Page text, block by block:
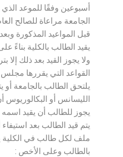
أسبوعين وفقًا للموعد
الجامعة مراعاة للصالح
قبل المواعيد المذكورة
يقيد الطالب بالكلية بناءً
ولا يجوز القيد بعد ذلك
القواعد التي يقررها مجلس
يلتحق الطالب بالجامعة أو
الليسانس أو البكالوريوس
يجوز للطالب أن يقيد
يتم قيد الطالب بعد
ملف لكل طالب في الكلية
بالطالب وعلى الأخص :